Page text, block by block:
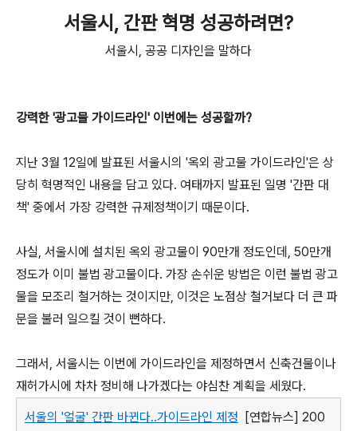
서울시, 간판 혁명 성공하려면?
서울시, 공공 디자인을 말하다
강력한 '광고물 가이드라인' 이번에는 성공할까?
지난 3월 12일에 발표된 서울시의 '옥외 광고물 가이드라인'은 상
당히 혁명적인 내용을 담고 있다. 여태까지 발표된 일명 '간판 대
책' 중에서 가장 강력한 규제정책이기 때문이다.
사실, 서울시에 설치된 옥외 광고물이 90만개 정도인데, 50만개
정도가 이미 불법 광고물이다. 가장 손쉬운 방법은 이런 불법 광고
물을 모조리 철거하는 것이지만, 이것은 노점상 철거보다 더 큰 파
문을 불러 일으킬 것이 뻔하다.
그래서, 서울시는 이번에 가이드라인을 제정하면서 신축건물이나
재허가시에 차차 정비해 나가겠다는 야심찬 계획을 세웠다.
서울의 '얼굴' 간판 바뀐다..가이드라인 제정 [연합뉴스] 200